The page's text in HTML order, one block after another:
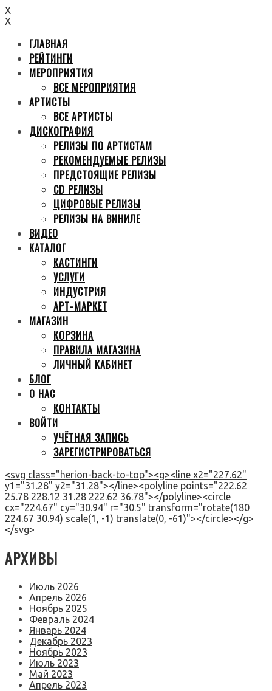
X
X
ГЛАВНАЯ
РЕЙТИНГИ
МЕРОПРИЯТИЯ
ВСЕ МЕРОПРИЯТИЯ
АРТИСТЫ
ВСЕ АРТИСТЫ
ДИСКОГРАФИЯ
РЕЛИЗЫ ПО АРТИСТАМ
РЕКОМЕНДУЕМЫЕ РЕЛИЗЫ
ПРЕДСТОЯЩИЕ РЕЛИЗЫ
CD РЕЛИЗЫ
ЦИФРОВЫЕ РЕЛИЗЫ
РЕЛИЗЫ НА ВИНИЛЕ
ВИДЕО
КАТАЛОГ
КАСТИНГИ
УСЛУГИ
ИНДУСТРИЯ
АРТ-МАРКЕТ
МАГАЗИН
КОРЗИНА
ПРАВИЛА МАГАЗИНА
ЛИЧНЫЙ КАБИНЕТ
БЛОГ
О НАС
КОНТАКТЫ
ВОЙТИ
УЧЁТНАЯ ЗАПИСЬ
ЗАРЕГИСТРИРОВАТЬСЯ
<svg class="herion-back-to-top"><g><line x2="227.62"
y1="31.28" y2="31.28"></line><polyline points="222.62
25.78 228.12 31.28 222.62 36.78"></polyline><circle
cx="224.67" cy="30.94" r="30.5" transform="rotate(180
224.67 30.94) scale(1, -1) translate(0, -61)"></circle></g>
</svg>
АРХИВЫ
Июль 2026
Апрель 2026
Ноябрь 2025
Февраль 2024
Январь 2024
Декабрь 2023
Ноябрь 2023
Июль 2023
Май 2023
Апрель 2023